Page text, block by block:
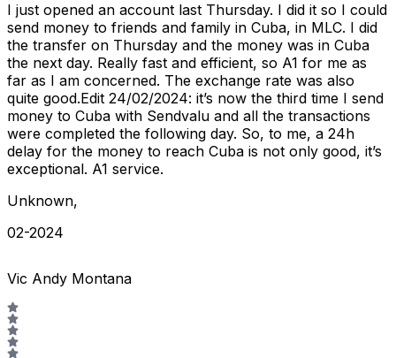
I just opened an account last Thursday. I did it so I could
send money to friends and family in Cuba, in MLC. I did
the transfer on Thursday and the money was in Cuba
the next day. Really fast and efficient, so A1 for me as
far as I am concerned. The exchange rate was also
quite good.Edit 24/02/2024: it’s now the third time I send
money to Cuba with Sendvalu and all the transactions
were completed the following day. So, to me, a 24h
delay for the money to reach Cuba is not only good, it’s
exceptional. A1 service.
Unknown,
02-2024
Vic Andy Montana